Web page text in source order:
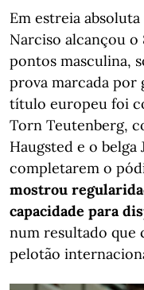
Em estreia
Narciso alcançou
pontos masculina,
prova marcada por
título europeu foi
Torn Teutenberg,
Haugsted e o belga
completarem o
mostrou
capacidade para
num resultado que
pelotão